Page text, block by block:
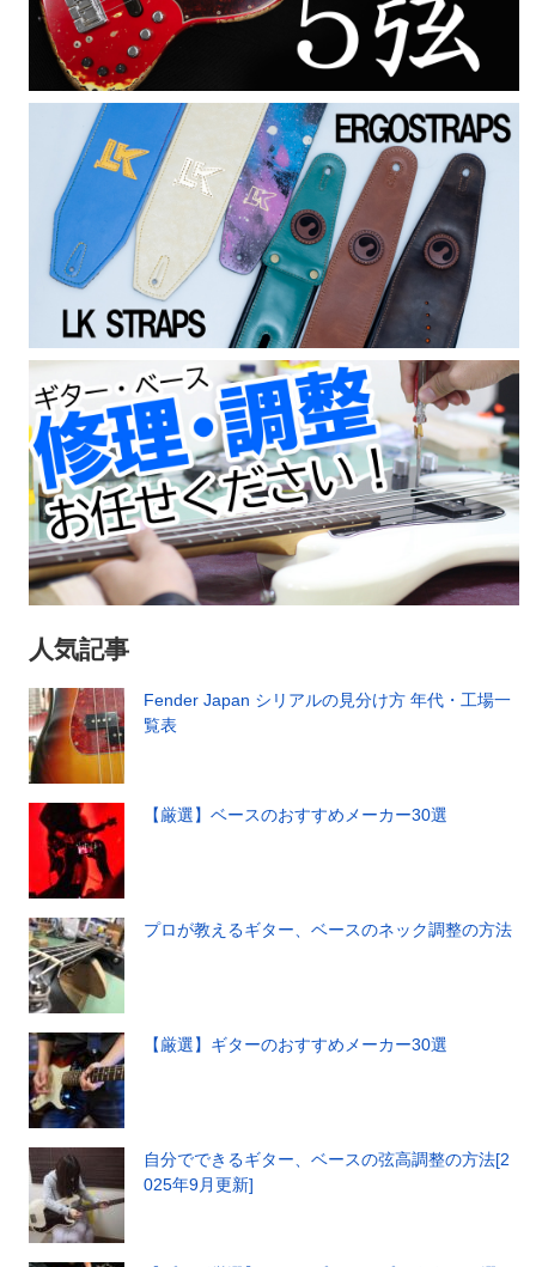
人気記事
Fender Japan シリアルの見分け方 年代・工場一
覧表
【厳選】ベースのおすすめメーカー30選
プロが教えるギター、ベースのネック調整の方法
【厳選】ギターのおすすめメーカー30選
自分でできるギター、ベースの弦高調整の方法[2
025年9月更新]